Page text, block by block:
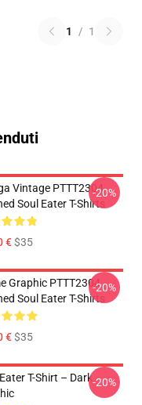
1 / 1
Vintage PTTT2304
Soul Eater T-Shirts
€$35
-20%
Graphic PTTT2304
Soul Eater T-Shirts
€$35
-20%
T-Shirt – Dark-20%